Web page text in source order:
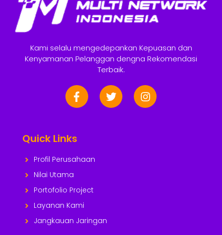
Kami selalu mengedepankan Kepuasan dan
Kenyamanan Pelanggan dengna Rekomendasi
Terbaik.
Quick Links
Profil Perusahaan
Nilai Utama
Portofolio Project
Layanan Kami
Jangkauan Jaringan